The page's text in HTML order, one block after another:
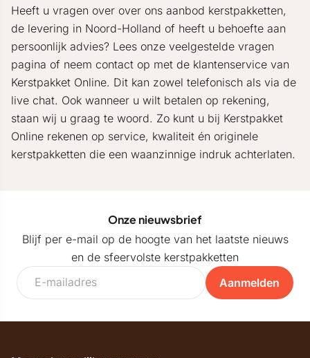
Heeft u vragen over over ons aanbod kerstpakketten,
de levering in Noord-Holland of heeft u behoefte aan
persoonlijk advies? Lees onze veelgestelde vragen
pagina of neem contact op met de klantenservice van
Kerstpakket Online. Dit kan zowel telefonisch als via de
live chat. Ook wanneer u wilt betalen op rekening,
staan wij u graag te woord. Zo kunt u bij Kerstpakket
Online rekenen op service, kwaliteit én originele
kerstpakketten die een waanzinnige indruk achterlaten.
Onze nieuwsbrief
Blijf per e-mail op de hoogte van het laatste nieuws
en de sfeervolste kerstpakketten
Aanmelden